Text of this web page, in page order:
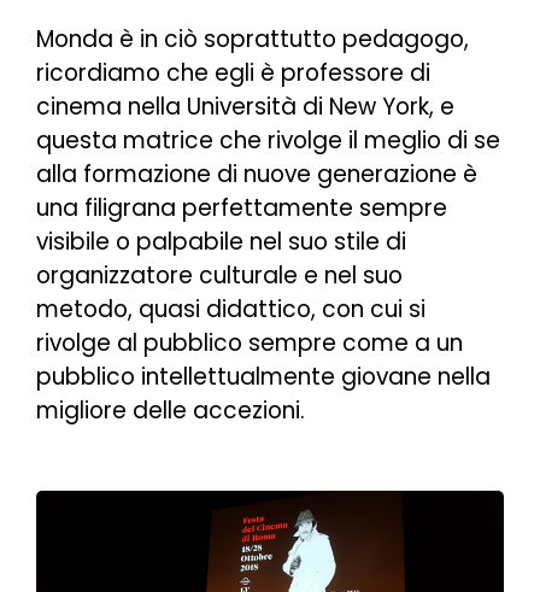
Monda è in ciò soprattutto pedagogo,
ricordiamo che egli è professore di
cinema nella Università di New York, e
questa matrice che rivolge il meglio di se
alla formazione di nuove generazione è
una filigrana perfettamente sempre
visibile o palpabile nel suo stile di
organizzatore culturale e nel suo
metodo, quasi didattico, con cui si
rivolge al pubblico sempre come a un
pubblico intellettualmente giovane nella
migliore delle accezioni.